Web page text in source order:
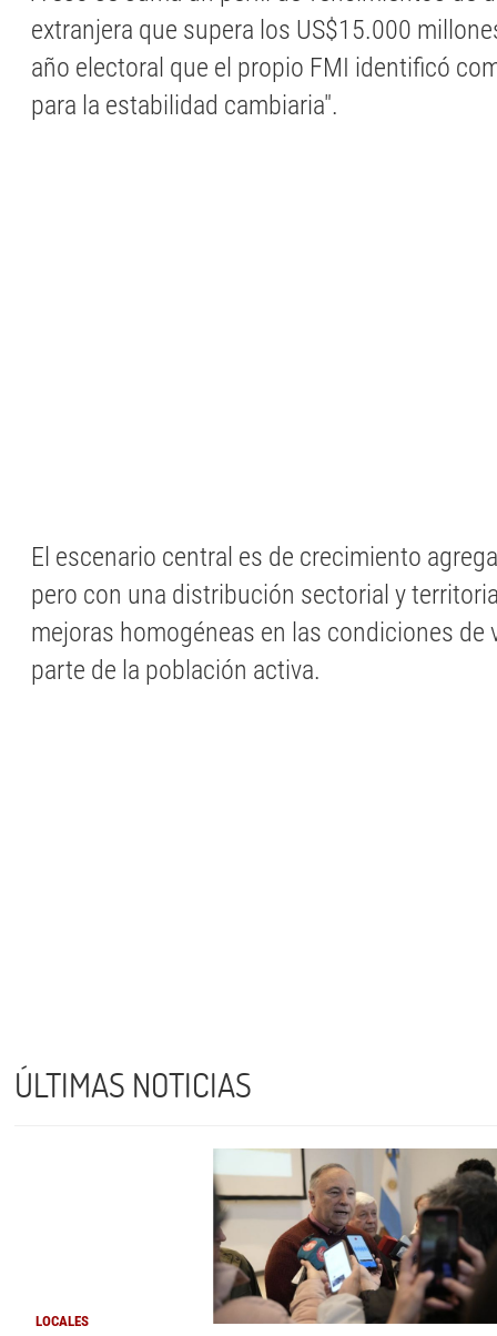
extranjera que supera los US$15.000
año electoral que el propio FMI identificó
para la estabilidad cambiaria".
El escenario central es de crecimiento
pero con una distribución sectorial y
mejoras homogéneas en las condiciones de
parte de la población activa.
ÚLTIMAS NOTICIAS
LOCALES